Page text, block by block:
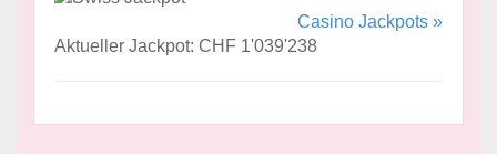
Casino Jackpots »
Aktueller Jackpot: CHF 1'039'238